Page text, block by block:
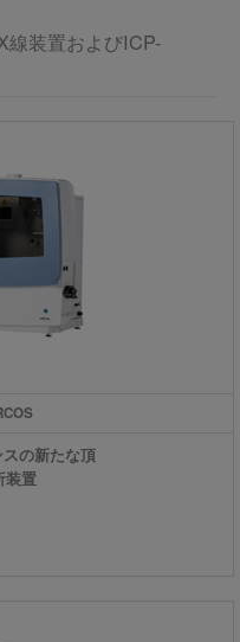
線装置およびICP-
の新たな頂
装置